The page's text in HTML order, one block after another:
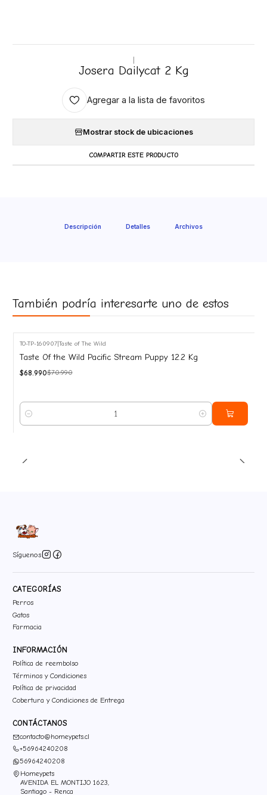
Josera Dailycat 2 Kg
Agregar a la lista de favoritos
Mostrar stock de ubicaciones
COMPARTIR ESTE PRODUCTO
Descripción Detalles Archivos
También podría interesarte uno de estos
-3%
OFF
TO-TP-160907| Taste of The Wild
Taste Of the Wild Pacific Stream Puppy 12.2 Kg
$68.990$70.990
Cantidad
Síguenos
CATEGORÍAS
Perros
Gatos
Farmacia
INFORMACIÓN
Política de reembolso
Términos y Condiciones
Política de privacidad
Cobertura y Condiciones de Entrega
CONTÁCTANOS
contacto@homeypets.cl
+56964240208
56964240208
Homeypets
AVENIDA EL MONTIJO 1623,
Santiago - Renca